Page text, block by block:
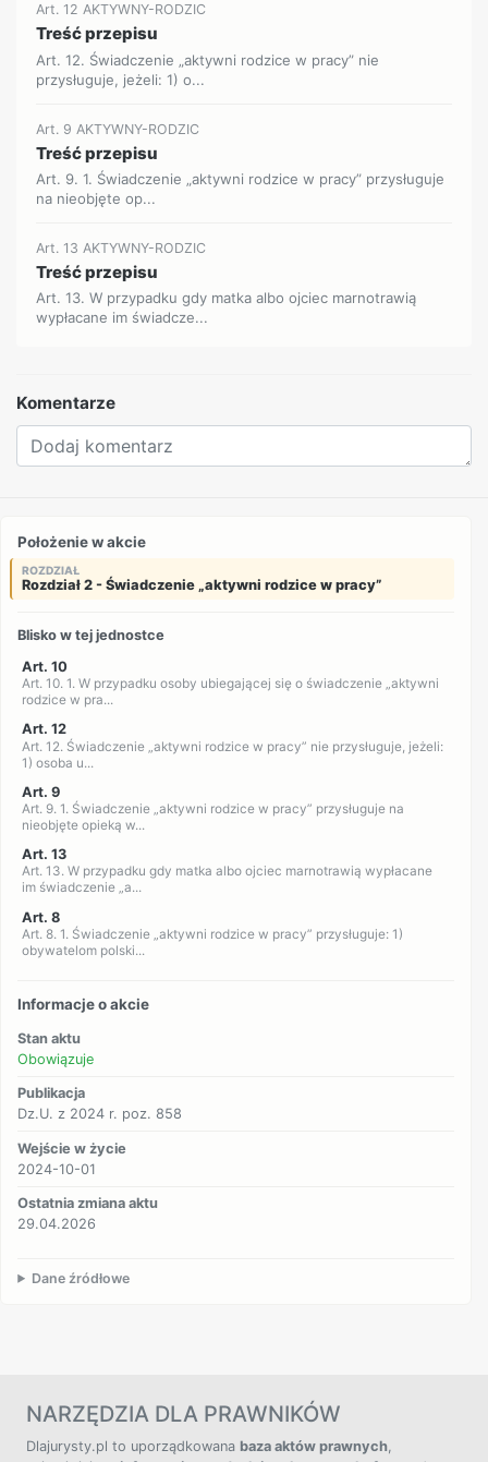
Art. 12 AKTYWNY-RODZIC
Treść przepisu
Art. 12. Świadczenie „aktywni rodzice w pracy” nie
przysługuje, jeżeli: 1) o...
Art. 9 AKTYWNY-RODZIC
Treść przepisu
Art. 9. 1. Świadczenie „aktywni rodzice w pracy” przysługuje
na nieobjęte op...
Art. 13 AKTYWNY-RODZIC
Treść przepisu
Art. 13. W przypadku gdy matka albo ojciec marnotrawią
wypłacane im świadcze...
Komentarze
Położenie w akcie
ROZDZIAŁ
Rozdział 2 - Świadczenie „aktywni rodzice w pracy”
Blisko w tej jednostce
Art. 10
Art. 10. 1. W przypadku osoby ubiegającej się o świadczenie „aktywni
rodzice w pra...
Art. 12
Art. 12. Świadczenie „aktywni rodzice w pracy” nie przysługuje, jeżeli:
1) osoba u...
Art. 9
Art. 9. 1. Świadczenie „aktywni rodzice w pracy” przysługuje na
nieobjęte opieką w...
Art. 13
Art. 13. W przypadku gdy matka albo ojciec marnotrawią wypłacane
im świadczenie „a...
Art. 8
Art. 8. 1. Świadczenie „aktywni rodzice w pracy” przysługuje: 1)
obywatelom polski...
Informacje o akcie
Stan aktu
Obowiązuje
Publikacja
Dz.U. z 2024 r. poz. 858
Wejście w życie
2024-10-01
Ostatnia zmiana aktu
29.04.2026
Dane źródłowe
NARZĘDZIA DLA PRAWNIKÓW
Dlajurysty.pl to uporządkowana baza aktów prawnych,